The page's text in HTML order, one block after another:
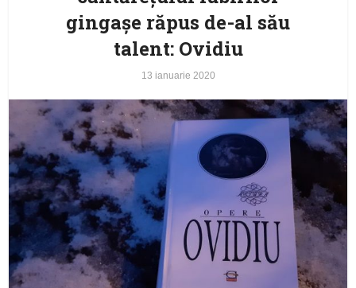
gingașe răpus de-al său
talent: Ovidiu
13 ianuarie 2020